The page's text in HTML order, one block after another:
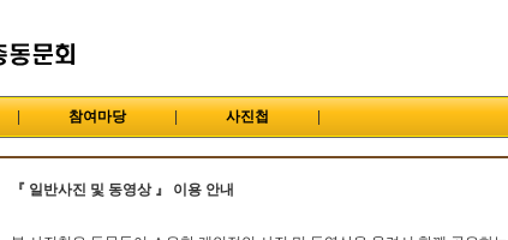
참여마당 사진첩
『 일반사진 및 동영상』 이용 안내